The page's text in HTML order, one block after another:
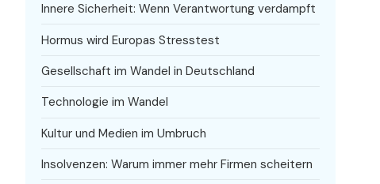
Innere Sicherheit: Wenn Verantwortung verdampft
Hormus wird Europas Stresstest
Gesellschaft im Wandel in Deutschland
Technologie im Wandel
Kultur und Medien im Umbruch
Insolvenzen: Warum immer mehr Firmen scheitern